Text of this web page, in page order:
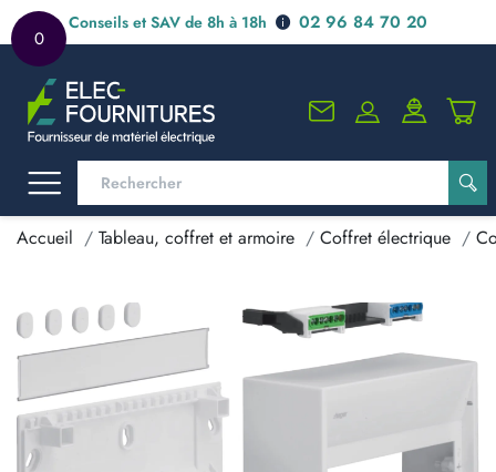
0
Conseils et SAV de 8h à 18h 02 96 84 70 20
Accueil Tableau, coffret et armoire Coffret électrique